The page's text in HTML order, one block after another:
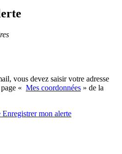
vous devez saisir votre adresse
« Mes coordonnées » de la
Enregistrermon alerte